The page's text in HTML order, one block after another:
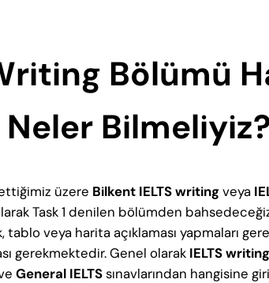
Bölümü
Bilmeliyiz?
üzere Bilkent IELTS writingveya
Task 1 denilen bölümden
tablo veya harita açıklaması yapmaları
gerekmektedir. Genel olarak IELTSwriting
General IELTSsınavlarından hangisine